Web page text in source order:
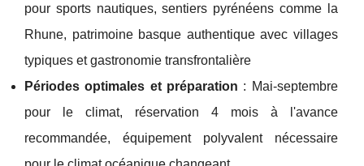
pour sports nautiques, sentiers pyrénéens comme la
Rhune, patrimoine basque authentique avec villages
typiques et gastronomie transfrontalière
Périodes optimales et préparation : Mai-septembre
pour le climat, réservation 4 mois à l'avance
recommandée, équipement polyvalent nécessaire